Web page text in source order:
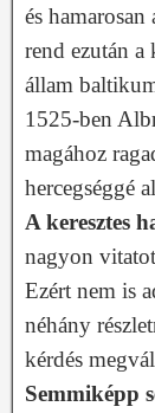
és
rend ezután a
állam
1525-ben
magához
hercegséggé
A keresztes
nagyon
Ezért nem is
néhány
kérdés
Semmiképp